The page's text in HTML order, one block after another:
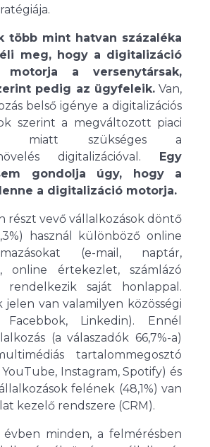
több mint hatvan százaléka
meg, hogy a digitalizáció
motorja a versenytársak,
pedig az ügyfeleik.Van,
belső igénye a digitalizációs
szerint a megváltozott piaci
miatt szükséges a
digitalizációval. Egy
gondolja úgy, hogy a
a digitalizáció motorja.
részt vevő vállalkozások döntő
használ különböző online
(e-mail, naptár,
online értekezlet, számlázó
rendelkezik saját honlappal.
jelen van valamilyen közösségi
Linkedin). Ennél
(a válaszadók 66,7%-a)
tartalommegosztó
Instagram, Spotify) és
felének (48,1%) van
kezelő rendszere (CRM).
minden, a felmérésben